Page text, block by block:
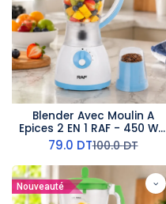
Blender Avec Moulin A
Epices 2 EN 1 RAF - 450 W -
1,5 L - Bleu
79.0 DT100.0DT
Nouveauté